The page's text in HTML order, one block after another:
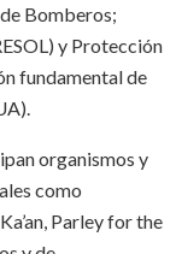
Bomberos;
y Protección
fundamental de
organismos y
como
Parley for the